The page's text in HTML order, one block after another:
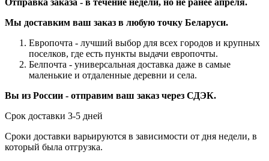
Мы доставким ваш заказ в любую точку Беларуси.
Европочта - лучший выбор для всех городов и крупных
поселков, где есть пункты выдачи европочты.
Белпочта - универсальная доставка даже в самые
маленькие и отдаленные деревни и села.
Вы из России - отправим ваш заказ через СДЭК.
Срок доставки 3-5 дней
Сроки доставки варьируются в зависимости от дня недели, в
который была отгрузка.